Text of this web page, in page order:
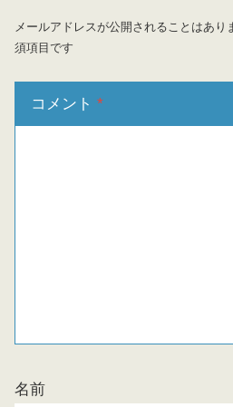
メールアドレスが公開されることはあり
須項目です
コメント *
名前